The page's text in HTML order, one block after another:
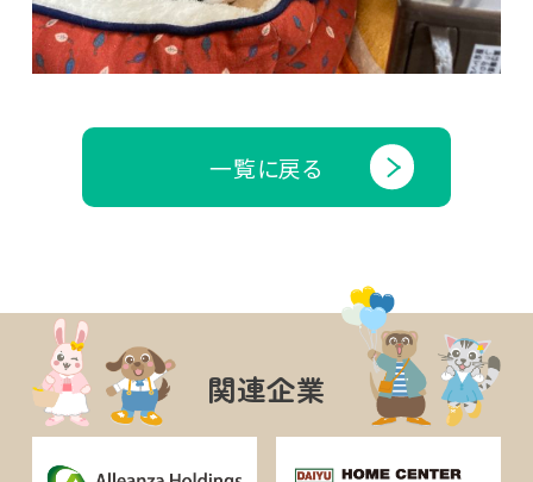
一覧に戻る
関連企業